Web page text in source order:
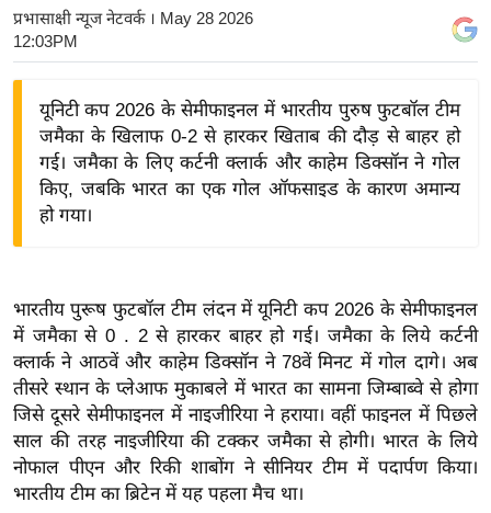
ज़
ने
स
द्यो
शे
ष
ज्ञ
रा
य
ब
ज
प्रभासाक्षी न्यूज नेटवर्क। May 28 2026
12:03PM
यूनिटी कप 2026 के सेमीफाइनल में भारतीय पुरुष फुटबॉल टीम
जमैका के खिलाफ 0-2 से हारकर खिताब की दौड़ से बाहर हो
गई। जमैका के लिए कर्टनी क्लार्क और काहेम डिक्सॉन ने गोल
किए, जबकि भारत का एक गोल ऑफसाइड के कारण अमान्य
हो गया।
भारतीय पुरूष फुटबॉल टीम लंदन में यूनिटी कप 2026 के सेमीफाइनल
में जमैका से 0 . 2 से हारकर बाहर हो गई। जमैका के लिये कर्टनी
क्लार्क ने आठवें और काहेम डिक्सॉन ने 78वें मिनट में गोल दागे। अब
तीसरे स्थान के प्लेआफ मुकाबले में भारत का सामना जिम्बाब्वे से होगा
जिसे दूसरे सेमीफाइनल में नाइजीरिया ने हराया। वहीं फाइनल में पिछले
साल की तरह नाइजीरिया की टक्कर जमैका से होगी। भारत के लिये
नोफाल पीएन और रिकी शाबोंग ने सीनियर टीम में पदार्पण किया।
भारतीय टीम का ब्रिटेन में यह पहला मैच था।